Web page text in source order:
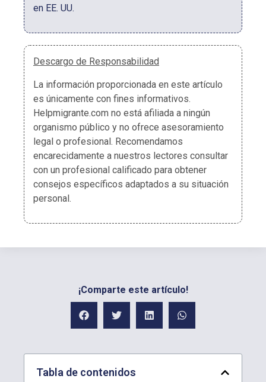
en EE. UU.
Descargo de Responsabilidad
La información proporcionada en este artículo
es únicamente con fines informativos.
Helpmigrante.com no está afiliada a ningún
organismo público y no ofrece asesoramiento
legal o profesional. Recomendamos
encarecidamente a nuestros lectores consultar
con un profesional calificado para obtener
consejos específicos adaptados a su situación
personal.
¡Comparte este artículo!
Tabla de contenidos